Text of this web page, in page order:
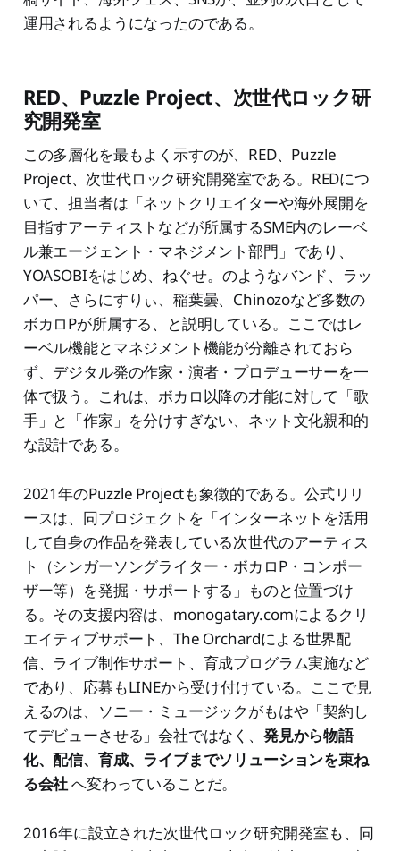
運用されるようになったのである。
RED、Puzzle Project、次世代ロック研
究開発室
この多層化を最もよく示すのが、RED、Puzzle
Project、次世代ロック研究開発室である。REDにつ
いて、担当者は「ネットクリエイターや海外展開を
目指すアーティストなどが所属するSME内のレーベ
ル兼エージェント・マネジメント部門」であり、
YOASOBIをはじめ、ねぐせ。のようなバンド、ラッ
パー、さらにすりぃ、稲葉曇、Chinozoなど多数の
ボカロPが所属する、と説明している。ここではレ
ーベル機能とマネジメント機能が分離されておら
ず、デジタル発の作家・演者・プロデューサーを一
体で扱う。これは、ボカロ以降の才能に対して「歌
手」と「作家」を分けすぎない、ネット文化親和的
な設計である。
2021年のPuzzle Projectも象徴的である。公式リリ
ースは、同プロジェクトを「インターネットを活用
して自身の作品を発表している次世代のアーティス
ト（シンガーソングライター・ボカロP・コンポー
ザー等）を発掘・サポートする」ものと位置づけ
る。その支援内容は、monogatary.comによるクリ
エイティブサポート、The Orchardによる世界配
信、ライブ制作サポート、育成プログラム実施など
であり、応募もLINEから受け付けている。ここで見
えるのは、ソニー・ミュージックがもはや「契約し
てデビューさせる」会社ではなく、 発見から物語
化、配信、育成、ライブまでソリューションを束ね
る会社へ変わっていることだ。
2016年に設立された次世代ロック研究開発室も、同